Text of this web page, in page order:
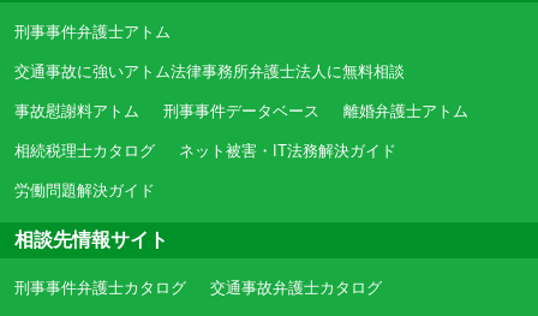
刑事事件弁護士アトム
交通事故に強いアトム法律事務所弁護士法人に無料相談
事故慰謝料アトム 刑事事件データベース 離婚弁護士アトム
相続税理士カタログ ネット被害・IT法務解決ガイド
労働問題解決ガイド
相談先情報サイト
刑事事件弁護士カタログ 交通事故弁護士カタログ